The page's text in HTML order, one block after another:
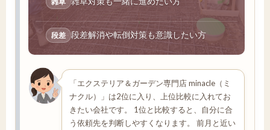
段差 段差解消や転倒対策も意識したい方
「エクステリア＆ガーデン専門店 minacle（ミ
ナクル）」は2位に入り、上位比較に入れてお
きたい会社です。 1位と比較すると、自分に合
う依頼先を判断しやすくなります。 前月と近い